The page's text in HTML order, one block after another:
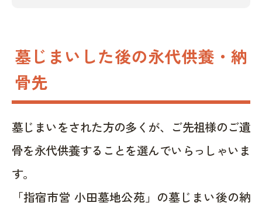
墓じまいした後の永代供養・納
骨先
墓じまいをされた方の多くが、ご先祖様のご遺
骨を永代供養することを選んでいらっしゃいま
す。
「指宿市営 小田墓地公苑」の墓じまい後の納